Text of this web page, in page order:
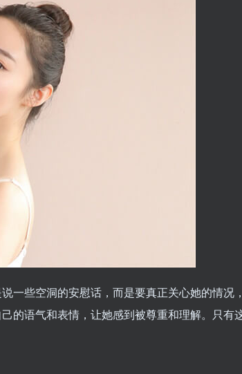
一些空洞的安慰话，而是要真正关心她的情况
的语气和表情，让她感到被尊重和理解。只有